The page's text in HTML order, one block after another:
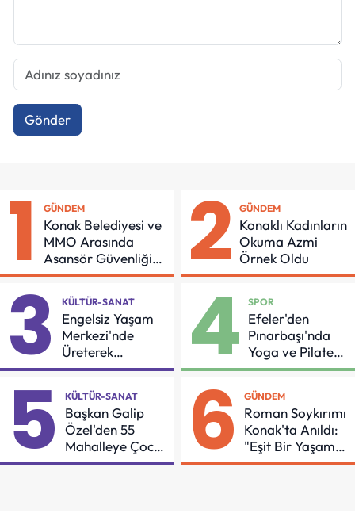
Gönder
1 GÜNDEM
Konak Belediyesi ve
MMO Arasında
Asansör Güvenliği
İçin Önemli Protokol
2 GÜNDEM
Konaklı Kadınların
Okuma Azmi
Örnek Oldu
3 KÜLTÜR-SANAT
Engelsiz Yaşam
Merkezi'nde
Üreterek
Güçleniyorlar
4 SPOR
Efeler'den
Pınarbaşı'nda
Yoga ve Pilates
Buluşması
5 KÜLTÜR-SANAT
Başkan Galip
Özel'den 55
Mahalleye Çocuk
Şenliği
6 GÜNDEM
Roman Soykırımı
Konak'ta Anıldı:
"Eşit Bir Yaşam
İçin Mücadeleyi